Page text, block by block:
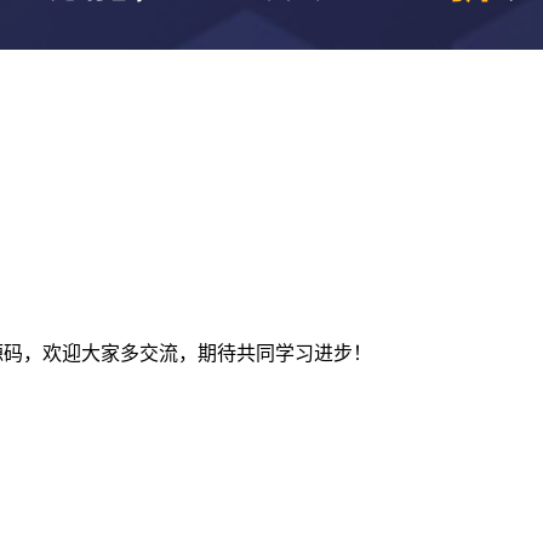
，欢迎大家多交流，期待共同学习进步！